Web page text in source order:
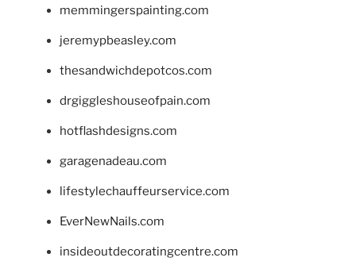
memmingerspainting.com
jeremypbeasley.com
thesandwichdepotcos.com
drgiggleshouseofpain.com
hotflashdesigns.com
garagenadeau.com
lifestylechauffeurservice.com
EverNewNails.com
insideoutdecoratingcentre.com